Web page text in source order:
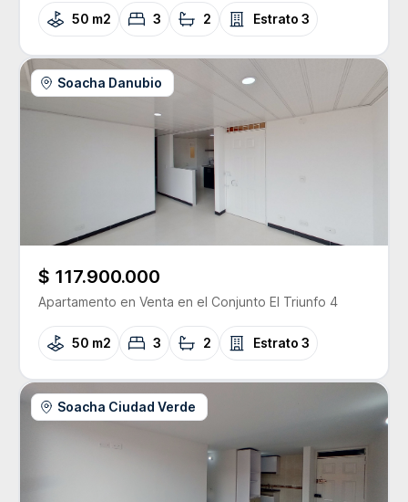
50 m2 3 2 Estrato 3
Soacha Danubio
$ 117.900.000
Apartamento en Venta en el Conjunto El Triunfo 4
50 m2 3 2 Estrato 3
Soacha Ciudad Verde